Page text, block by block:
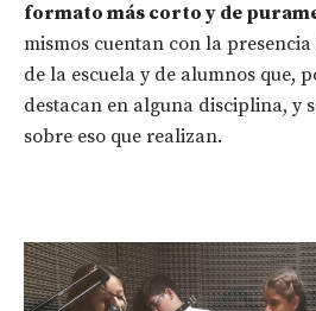
formato más corto y de
mismos cuentan con la
de la escuela y de alumnos que,
destacan en alguna disciplina, y
sobre eso que realizan.